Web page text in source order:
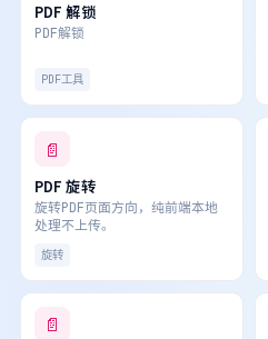
PDF 解锁
PDF解锁
PDF工具
📄
PDF 旋转
旋转PDF页面方向，纯前端本地
处理不上传。
旋转
📄